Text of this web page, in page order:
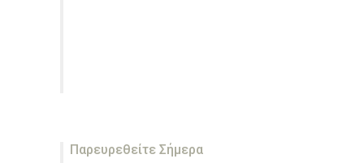
Παρευρεθείτε Σήμερα